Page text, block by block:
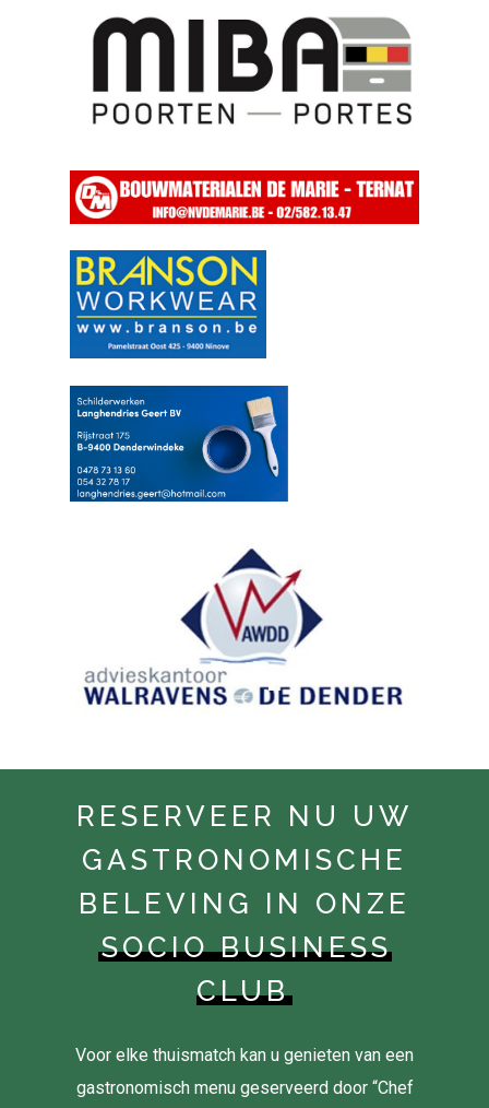
RESERVEER NU UW
GASTRONOMISCHE
BELEVING IN ONZE
SOCIO BUSINESS
CLUB
Voor elke thuismatch kan u genieten van een
gastronomisch menu geserveerd door “Chef